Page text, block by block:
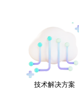
技术解决方案